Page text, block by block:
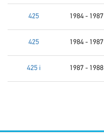
425 1984 - 1987
425 1984 - 1987
425 i 1987 - 1988